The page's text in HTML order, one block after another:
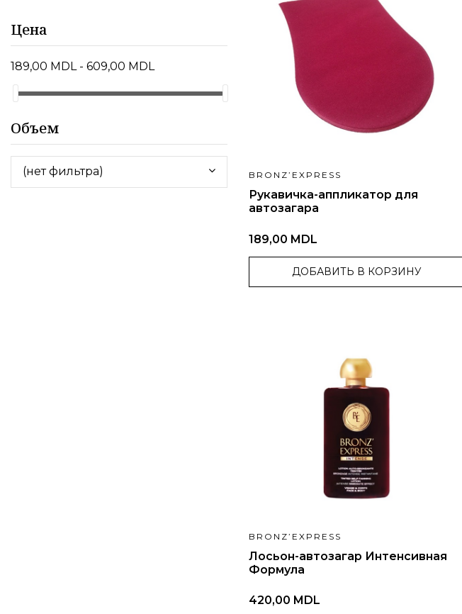
BRONZ’EXPRESS
Рукавичка-аппликатор для
автозагара
189,00 MDL
ДОБАВИТЬ В КОРЗИНУ
BRONZ’EXPRESS
Лосьон-автозагар Интенсивная
Формула
420,00 MDL
Цена
189,00 MDL - 609,00 MDL
Объем
(нет фильтра)